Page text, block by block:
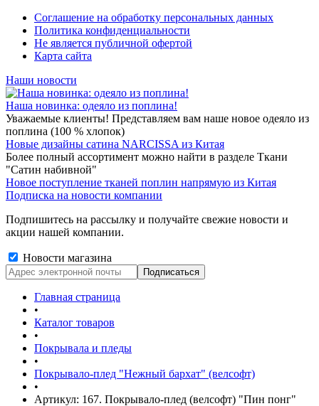
Соглашение на обработку персональных данных
Политика конфиденциальности
Не является публичной офертой
Карта сайта
Наши новости
Наша новинка: одеяло из поплина!
Уважаемые клиенты! Представляем вам наше новое одеяло из
поплина (100 % хлопок)
Новые дизайны сатина NARCISSA из Китая
Более полный ассортимент можно найти в разделе Ткани
"Сатин набивной"
Новое поступление тканей поплин напрямую из Китая
Подписка на новости компании
Подпишитесь на рассылку и получайте свежие новости и
акции нашей компании.
Новости магазина
Главная страница
•
Каталог товаров
•
Покрывала и пледы
•
Покрывало-плед "Нежный бархат" (велсофт)
•
Артикул: 167. Покрывало-плед (велсофт) "Пин понг"